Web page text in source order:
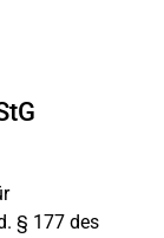
§ 177 des